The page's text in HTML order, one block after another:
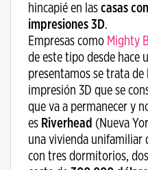
hincapié en las casas
impresiones 3D.
Empresas como Mighty
de este tipo desde hace
presentamos se trata de
impresión 3D que se
que va a permanecer y
es Riverhead (Nueva
una vivienda unifamiliar
con tres dormitorios,